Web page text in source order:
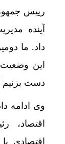
رییس
آینده
داد. ما
این
دست بزنیم
وی ادامه
اقتصاد،
اقتصادی